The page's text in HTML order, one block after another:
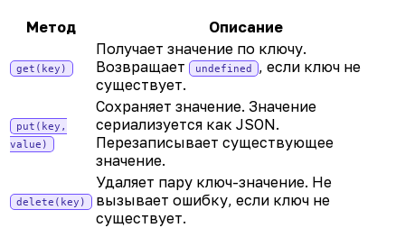
Метод Описание
get(key)
Получает значение по ключу.
Возвращает
undefined
, если ключ не
существует.
put(key,
value)
Сохраняет значение. Значение
сериализуется как JSON.
Перезаписывает существующее
значение.
delete(key)
Удаляет пару ключ-значение. Не
вызывает ошибку, если ключ не
существует.